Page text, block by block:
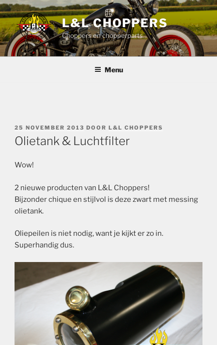
Ga
naar
de
inhoud
L&L CHOPPERS
Choppers en chopperparts
Menu
GEPLAATST
OP
25 NOVEMBER 2013 DOOR L&L CHOPPERS
Olietank & Luchtfilter
Wow!
2 nieuwe producten van L&L Choppers!
Bijzonder chique en stijlvol is deze zwart met messing
olietank.
Oliepeilen is niet nodig, want je kijkt er zo in.
Superhandig dus.